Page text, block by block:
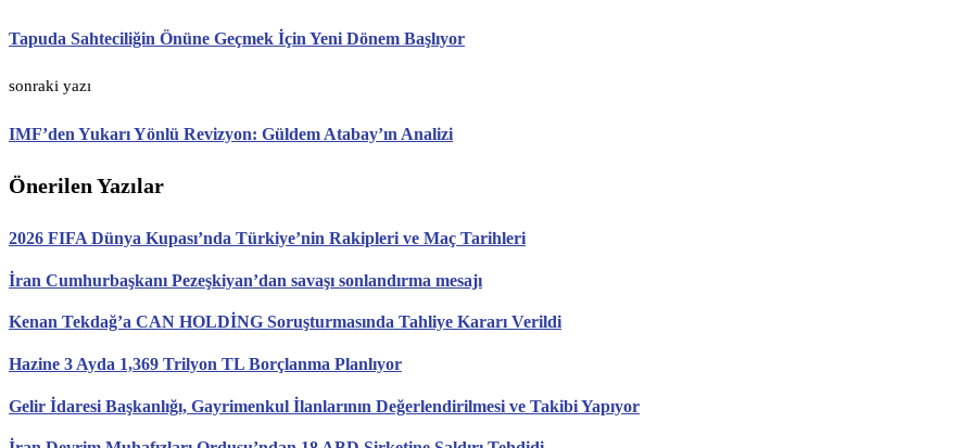
Tapuda Sahteciliğin Önüne Geçmek İçin Yeni Dönem Başlıyor
sonraki yazı
IMF’den Yukarı Yönlü Revizyon: Güldem Atabay’ın Analizi
Önerilen Yazılar
2026 FIFA Dünya Kupası’nda Türkiye’nin Rakipleri ve Maç Tarihleri
İran Cumhurbaşkanı Pezeşkiyan’dan savaşı sonlandırma mesajı
Kenan Tekdağ’a CAN HOLDİNG Soruşturmasında Tahliye Kararı Verildi
Hazine 3 Ayda 1,369 Trilyon TL Borçlanma Planlıyor
Gelir İdaresi Başkanlığı, Gayrimenkul İlanlarının Değerlendirilmesi ve Takibi Yapıyor